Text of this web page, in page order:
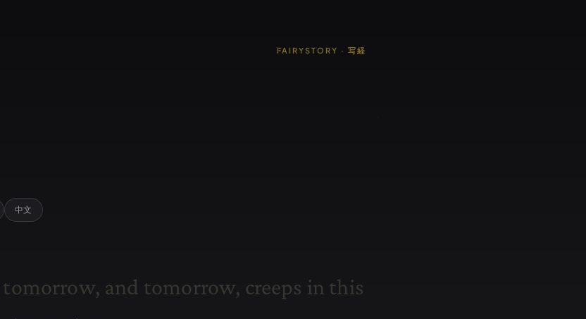
FAIRYSTORY · 写経
中文
tomorrow, and tomorrow, creeps in this